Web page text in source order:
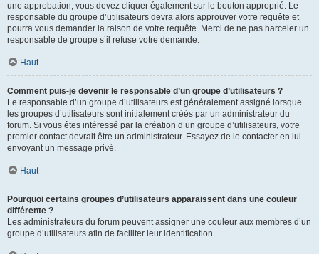
une approbation, vous devez cliquer également sur le bouton approprié. Le
responsable du groupe d’utilisateurs devra alors approuver votre requête et
pourra vous demander la raison de votre requête. Merci de ne pas harceler un
responsable de groupe s’il refuse votre demande.
Haut
Comment puis-je devenir le responsable d’un groupe d’utilisateurs ?
Le responsable d’un groupe d’utilisateurs est généralement assigné lorsque
les groupes d’utilisateurs sont initialement créés par un administrateur du
forum. Si vous êtes intéressé par la création d’un groupe d’utilisateurs, votre
premier contact devrait être un administrateur. Essayez de le contacter en lui
envoyant un message privé.
Haut
Pourquoi certains groupes d’utilisateurs apparaissent dans une couleur
différente ?
Les administrateurs du forum peuvent assigner une couleur aux membres d’un
groupe d’utilisateurs afin de faciliter leur identification.